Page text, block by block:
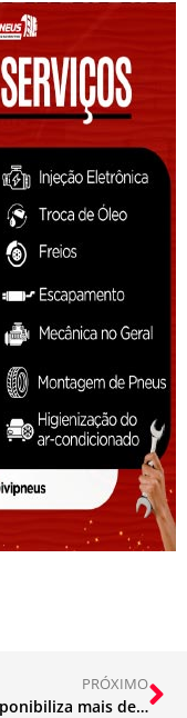
PRÓXIMO
Sine disponibiliza mais de 17 mil vagas de emprego em Minas Gerais